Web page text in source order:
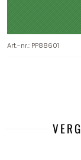
Art.-nr.: PP88601